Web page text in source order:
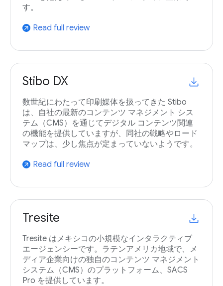
す。
arrow_outward Read full review
Stibo DX
数世紀にわたって印刷媒体を扱ってきた Stibo
は、自社の最新のコンテンツ マネジメント シス
テム（CMS）を通じてデジタル コンテンツ関連
の機能を提供していますが、同社の戦略やロード
マップは、少し焦点が定まっていないようです。
arrow_outward Read full review
Tresite
Tresite はメキシコの小規模なインタラクティブ
エージェンシーです。ラテンアメリカ地域で、メ
ディア企業向けの独自のコンテンツ マネジメント
システム（CMS）のプラットフォーム、SACS
Pro を提供しています。